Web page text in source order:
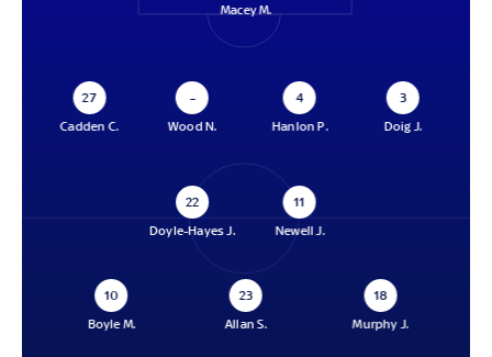
Macey M.
27
Cadden C.
–
Wood N.
4
Hanlon P.
3
Doig J.
22
Doyle-Hayes J.
11
Newell J.
10
Boyle M.
23
Allan S.
18
Murphy J.